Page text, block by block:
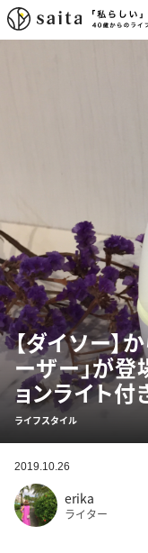
【ダイソー】
ーザー」が登
ョンライト付
ライフスタイル
2019.10.26
erika
ライター